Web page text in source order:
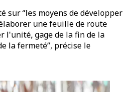
sur “les moyens de développer
une feuille de route
l'unité, gage de la fin de la
la fermeté”, précise le